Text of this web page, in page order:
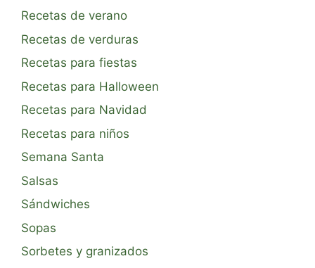
Recetas de verano
Recetas de verduras
Recetas para fiestas
Recetas para Halloween
Recetas para Navidad
Recetas para niños
Semana Santa
Salsas
Sándwiches
Sopas
Sorbetes y granizados